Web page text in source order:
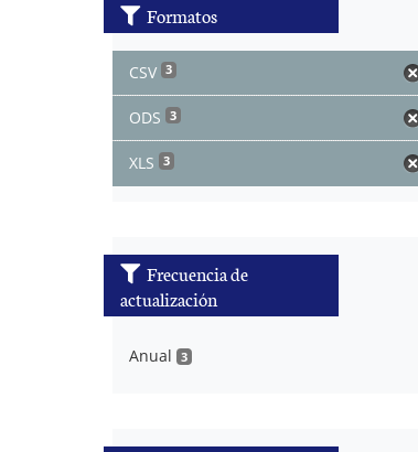
Formatos
CSV 3
ODS 3
XLS 3
Frecuencia de
actualización
Anual 3